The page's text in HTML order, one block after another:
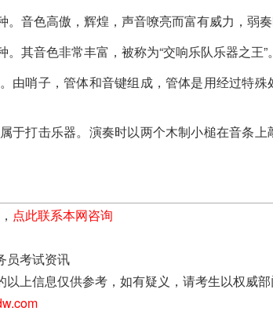
色高傲，辉煌，声音嘹亮而富有威力，弱奏
音色非常丰富，被称为“交响乐队乐器之王”。
哨子，管体和音键组成，管体是用经过特殊
打击乐器。演奏时以两个木制小槌在音条上
点此联系本网咨询
员考试资讯
上信息仅供参考，如有疑义，请考生以权威部